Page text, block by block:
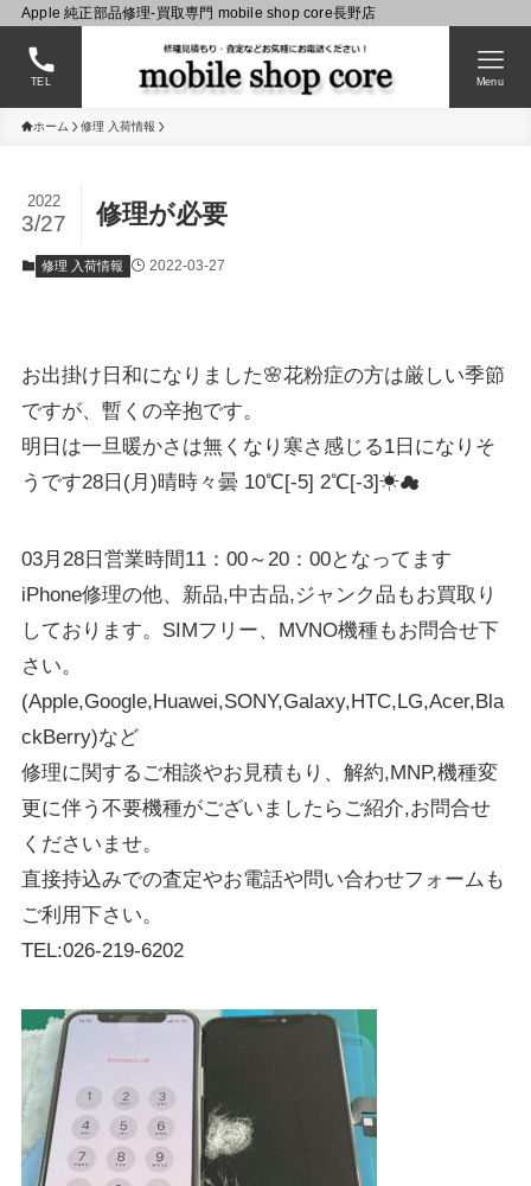
Apple 純正部品修理-買取専門 mobile shop core長野店
TEL Menu
ホーム 修理 入荷情報
修理が必要
2022
3/27
修理 入荷情報 2022-03-27
お出掛け日和になりました🌸花粉症の方は厳しい季節
ですが、暫くの辛抱です。
明日は一旦暖かさは無くなり寒さ感じる1日になりそ
うです28日(月)晴時々曇 10℃[-5] 2℃[-3]☀☁
03月28日営業時間11：00～20：00となってます
iPhone修理の他、新品,中古品,ジャンク品もお買取り
しております。SIMフリー、MVNO機種もお問合せ下
さい。
(Apple,Google,Huawei,SONY,Galaxy,HTC,LG,Acer,Bla
ckBerry)など
修理に関するご相談やお見積もり、解約,MNP,機種変
更に伴う不要機種がございましたらご紹介,お問合せ
くださいませ。
直接持込みでの査定やお電話や問い合わせフォームも
ご利用下さい。
TEL:026-219-6202